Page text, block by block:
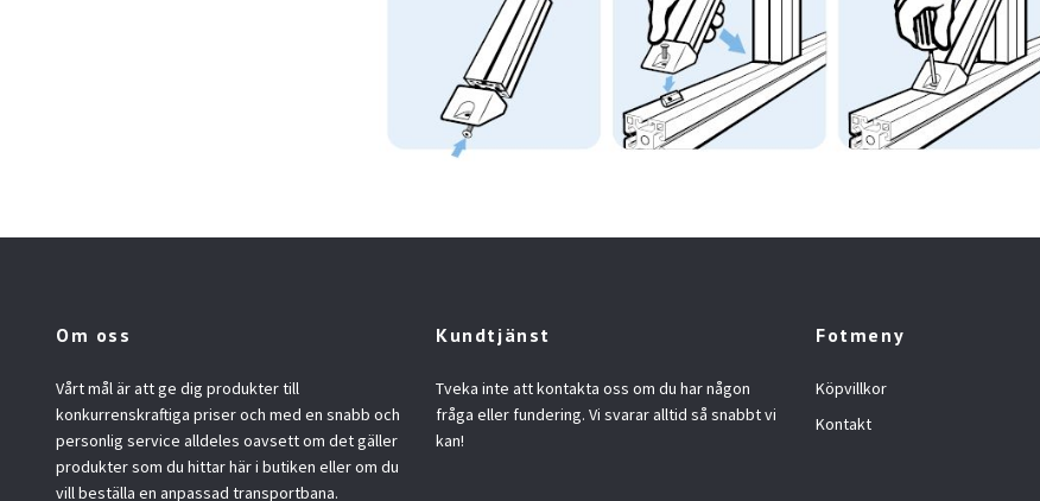
Om oss
Vårt mål är att ge dig produkter till
konkurrenskraftiga priser och med en snabb och
personlig service alldeles oavsett om det gäller
produkter som du hittar här i butiken eller om du
vill beställa en anpassad transportbana.
Kundtjänst
Tveka inte att kontakta oss om du har någon
fråga eller fundering. Vi svarar alltid så snabbt vi
kan!
Fotmeny
Köpvillkor
Kontakt